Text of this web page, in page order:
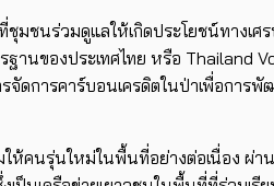
นร่วมดูแลให้เกิดประโยชน์ทางเศร
นของประเทศไทย หรือ Thailand
จัดการคาร์บอนเครดิตในป่าเพื่อก
คนรุ่นใหม่ในพื้นที่อย่างต่อเนื่อง ผ่า